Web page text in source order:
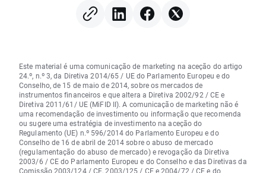
continua a
Este material é uma comunicação de marketing na aceção do artigo
24.º, n.º 3, da Diretiva 2014/65 / UE do Parlamento Europeu e do
Conselho, de 15 de maio de 2014, sobre os mercados de
instrumentos financeiros e que altera a Diretiva 2002/92 / CE e
Diretiva 2011/61/ UE (MiFID II). A comunicação de marketing não é
uma recomendação de investimento ou informação que recomenda
ou sugere uma estratégia de investimento na aceção do
Regulamento (UE) n.º 596/2014 do Parlamento Europeu e do
Conselho de 16 de abril de 2014 sobre o abuso de mercado
(regulamentação do abuso de mercado) e revogação da Diretiva
2003/6 / CE do Parlamento Europeu e do Conselho e das Diretivas da
Comissão 2003/124 / CE, 2003/125 / CE e 2004/72 / CE e do